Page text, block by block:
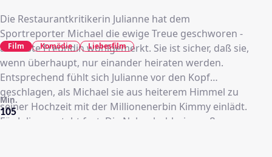
Die Restaurantkritikerin Julianne hat dem
Sportreporter Michael die ewige Treue geschworen -
als beste Freundin wohlgemerkt. Sie ist sicher, daß sie,
wenn überhaupt, nur einander heiraten werden.
Entsprechend fühlt sich Julianne vor den Kopf
geschlagen, als Michael sie aus heiterem Himmel zu
seiner Hochzeit mit der Millionenerbin Kimmy einlädt.
Für Julianne steht fest: Die Nebenbuhlerin muß aus
105
Min.
Film Komödie Liebesfilm